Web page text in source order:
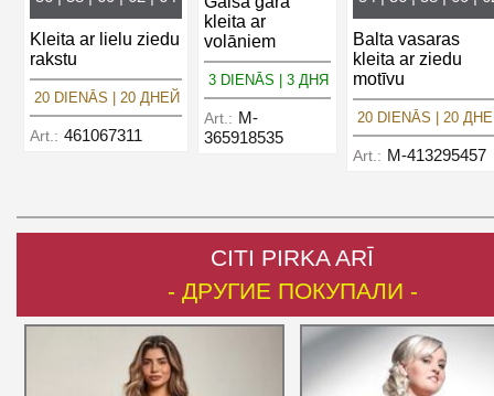
Kleita ar lielu ziedu
rakstu
20 DIENĀS | 20 ДНЕЙ
Art.: 461067311
kleita ar
volāniem
3 DIENĀS | 3 ДНЯ
Art.: M-
365918535
Balta vasaras
kleita ar ziedu
motīvu
20 DIENĀS | 20
Art.: M-413295457
CITI PIRKA ARĪ
- ДРУГИЕ ПОКУПАЛИ -